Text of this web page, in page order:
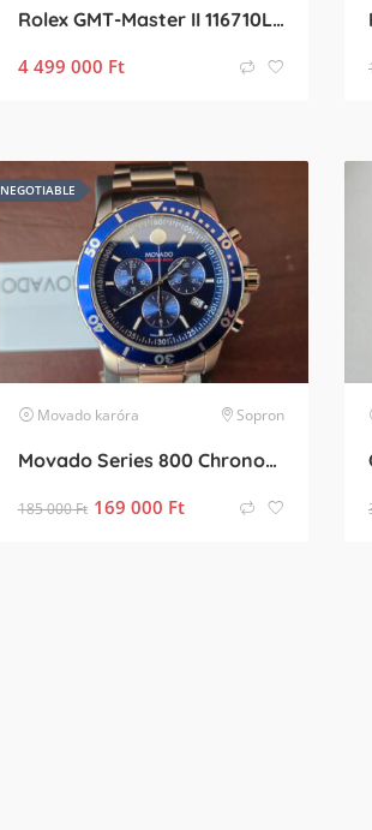
Rolex GMT-Master II 116710LN
4 499 000 Ft
NEGOTIABLE
Movado karóra Sopron
Movado Series 800 Chronograph
185 000Ft 169 000 Ft